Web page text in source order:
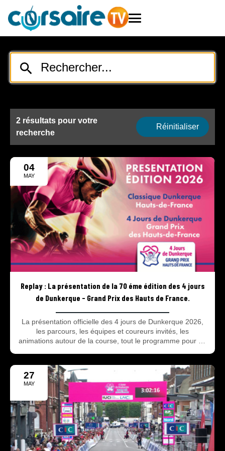
2 résultats pour votre
recherche
Réinitialiser
04
MAY
Replay : La présentation de la 70 éme édition des 4 jours
de Dunkerque - Grand Prix des Hauts de France.
La présentation officielle des 4 jours de Dunkerque 2026,
les parcours, les équipes et coureurs invités, les
animations autour de la course, tout le programme pour ne
27
MAY